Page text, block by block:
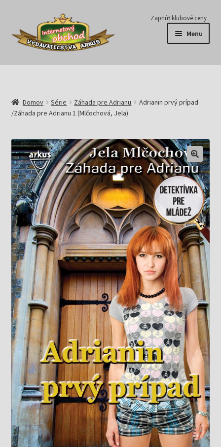
Preskočiť
navigáciu
Preskočiť
obsah
Zapnúť klubové ceny
Menu
Série
E-knihy
Predplatné
Pripravujeme
Pre školy
Knižný klub
Kontakt
Domov Série Záhada pre Adrianu
Adrianin prvý prípad
/Záhada pre Adrianu 1 (Mlčochová, Jela)